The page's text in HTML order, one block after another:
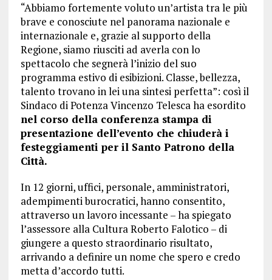
“Abbiamo fortemente voluto un’artista tra le più
brave e conosciute nel panorama nazionale e
internazionale e, grazie al supporto della
Regione, siamo riusciti ad averla con lo
spettacolo che segnerà l’inizio del suo
programma estivo di esibizioni. Classe, bellezza,
talento trovano in lei una sintesi perfetta”: così il
Sindaco di Potenza Vincenzo Telesca ha esordito
nel corso della conferenza stampa di
presentazione dell’evento che chiuderà i
festeggiamenti per il Santo Patrono della
Città.
In 12 giorni, uffici, personale, amministratori,
adempimenti burocratici, hanno consentito,
attraverso un lavoro incessante – ha spiegato
l’assessore alla Cultura Roberto Falotico – di
giungere a questo straordinario risultato,
arrivando a definire un nome che spero e credo
metta d’accordo tutti.